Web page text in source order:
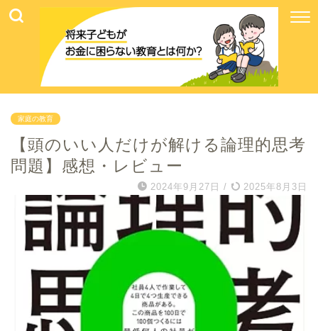
家庭の教育
【頭のいい人だけが解ける論理的思考
問題】感想・レビュー
2024年9月27日 / 2025年8月3日